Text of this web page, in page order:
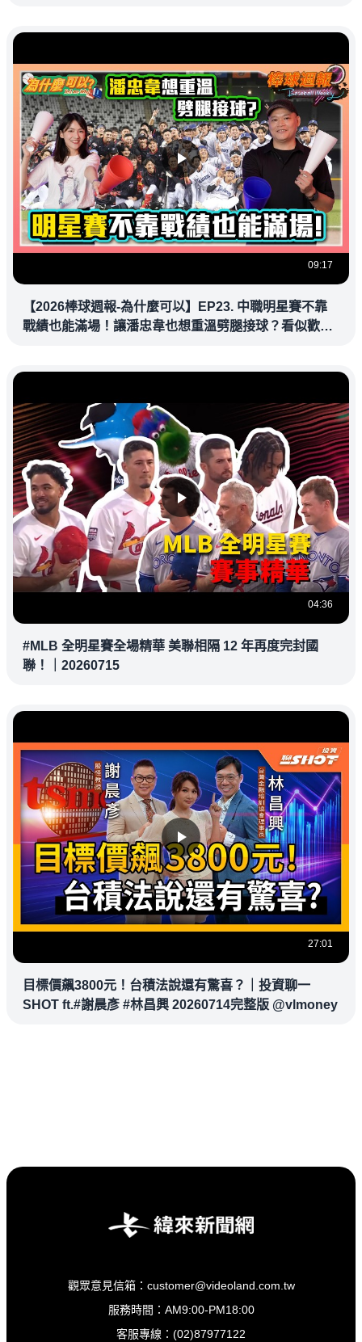
09:17
【2026棒球週報-為什麼可以】EP23. 中職明星賽不靠
戰績也能滿場！讓潘忠韋也想重溫劈腿接球？看似歡樂
04:36
#MLB 全明星賽全場精華 美聯相隔 12 年再度完封國
聯！｜20260715
27:01
目標價飆3800元！台積法說還有驚喜？｜投資聊一
SHOT ft.#謝晨彥 #林昌興 20260714完整版 @vlmoney
觀眾意見信箱：customer@videoland.com.tw
服務時間：AM9:00-PM18:00
客服專線：(02)87977122